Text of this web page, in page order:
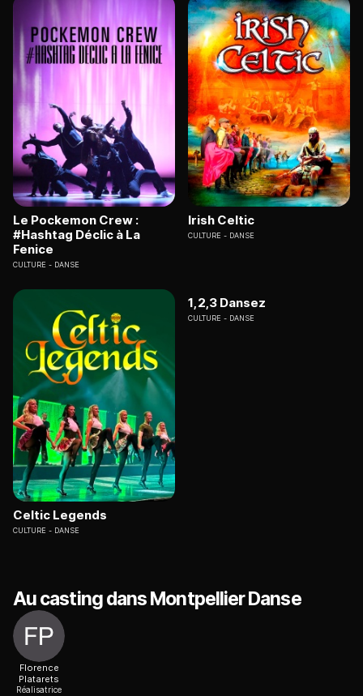
Le Pockemon Crew :
#Hashtag Déclic à La
Fenice
CULTURE DANSE
Irish Celtic
CULTURE DANSE
Celtic Legends
CULTURE DANSE
1,2,3 Dansez
CULTURE DANSE
Au casting dans Montpellier Danse
Florence
Platarets
Réalisatrice